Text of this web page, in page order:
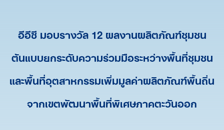
อีอีซี มอบรางวัล 12 ผลงานผลิตภัณฑ์ชุมชน
ต้นแบบยกระดับความร่วมมือระหว่างพื้นที่ชุมชน
และพื้นที่อุตสาหกรรมเพิ่มมูลค่าผลิตภัณฑ์พื้นถิ่น
จากเขตพัฒนาพื้นที่พิเศษภาคตะวันออก